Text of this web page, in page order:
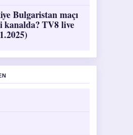
Bulgaristan maçı
kanalda? TV8 live